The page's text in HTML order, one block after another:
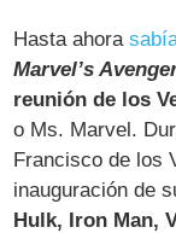
Hasta ahora
Marvel’s
reunión de los
o Ms. Marvel.
Francisco de los
inauguración de
Hulk, Iron Man,